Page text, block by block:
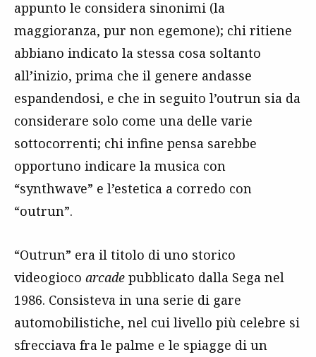
appunto le considera sinonimi (la
maggioranza, pur non egemone); chi ritiene
abbiano indicato la stessa cosa soltanto
all’inizio, prima che il genere andasse
espandendosi, e che in seguito l’outrun sia da
considerare solo come una delle varie
sottocorrenti; chi infine pensa sarebbe
opportuno indicare la musica con
“synthwave” e l’estetica a corredo con
“outrun”.
“Outrun” era il titolo di uno storico
videogioco arcade pubblicato dalla Sega nel
1986. Consisteva in una serie di gare
automobilistiche, nel cui livello più celebre si
sfrecciava fra le palme e le spiagge di un